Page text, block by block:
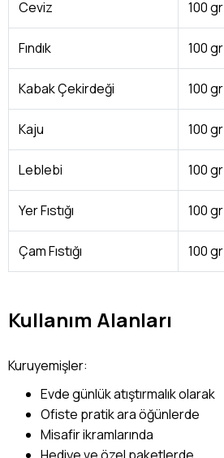
Ceviz 100 gr
Fındık 100 gr
Kabak Çekirdeği 100 gr
Kaju 100 gr
Leblebi 100 gr
Yer Fıstığı 100 gr
Çam Fıstığı 100 gr
Kullanım Alanları
Kuruyemişler:
Evde günlük atıştırmalık olarak
Ofiste pratik ara öğünlerde
Misafir ikramlarında